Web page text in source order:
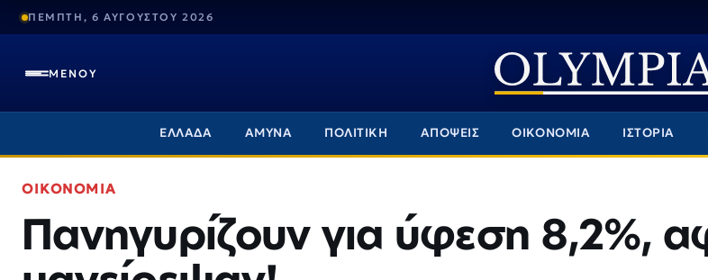
ΠΕΜΠΤΗ, 6 ΑΥΓΟΥΣΤΟΥ 2026
ΜΕΝΟΥ
ΕΛΛΑΔΑ ΑΜΥΝΑ ΠΟΛΙΤΙΚΗ ΑΠΟΨΕΙΣ ΟΙΚΟΝΟΜΙΑ ΙΣΤΟΡΙΑ
ΟΙΚΟΝΟΜΙΑ
Πανηγυρίζουν για ύφεση 8,2%,